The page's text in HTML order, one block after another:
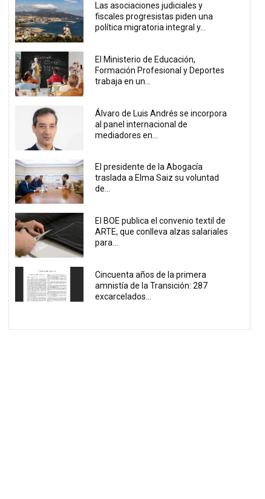
Las asociaciones judiciales y
fiscales progresistas piden una
política migratoria integral y...
El Ministerio de Educación,
Formación Profesional y Deportes
trabaja en un...
Álvaro de Luis Andrés se incorpora
al panel internacional de
mediadores en...
El presidente de la Abogacía
traslada a Elma Saiz su voluntad
de...
El BOE publica el convenio textil de
ARTE, que conlleva alzas salariales
para...
Cincuenta años de la primera
amnistía de la Transición: 287
excarcelados...